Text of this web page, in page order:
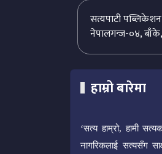
सत्यपाटी पब्लिकेशन
नेपालगन्ज-०४,
हाम्रो बारेमा
‘सत्य हाम्रो, हामी
नागरिकलाई सत्यसँग